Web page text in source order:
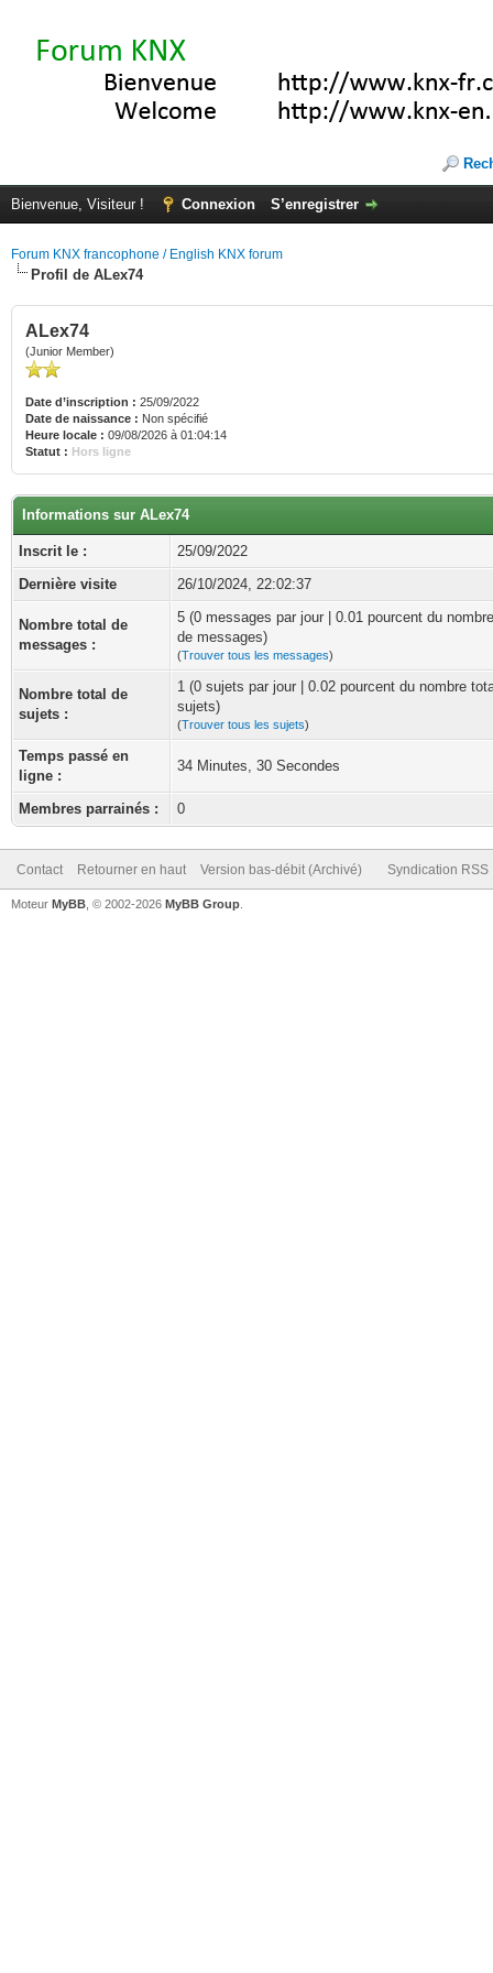
Bienvenue, Visiteur ! Connexion S’enregistrer
Forum KNX francophone / English KNX forum
Profil de ALex74
ALex74
(Junior Member)
Date d’inscription : 25/09/2022
Date de naissance : Non spécifié
Heure locale : 09/08/2026 à 01:04:14
Statut : Hors ligne
Informations sur ALex74
Inscrit le :
25/09/2022
Dernière visite
26/10/2024, 22:02:37
Nombre total de
messages :
5 (0 messages par jour | 0.01 pourcent du
de messages)
(Trouver tous les messages)
Nombre total de
sujets :
1 (0 sujets par jour | 0.02 pourcent du nombre
sujets)
(Trouver tous les sujets)
Temps passé en
ligne :
34 Minutes, 30 Secondes
Membres parrainés : 0
Contact Retourner en haut Version bas-débit (Archivé) Syndication RSS
Moteur MyBB , © 2002-2026 MyBB Group